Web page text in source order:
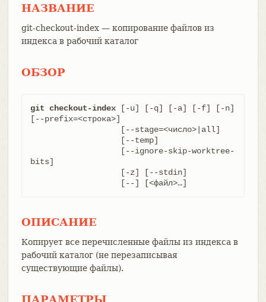
НАЗВАНИЕ
git-checkout-index — копирование файлов из
индекса в рабочий каталог
ОБЗОР
git checkout-index [-u] [-q] [-a] [-f] [-n]
[--prefix=<строка>]
bits]
		   [--] [<файл>…​]
ОПИСАНИЕ
Копирует все перечисленные файлы из индекса в
рабочий каталог (не перезаписывая
существующие файлы).
ПАРАМЕТРЫ